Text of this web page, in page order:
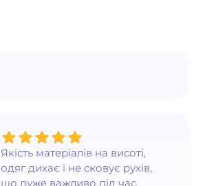
Якість матеріалів на висоті,
одяг дихає і не сковує рухів,
що дуже важливо під час